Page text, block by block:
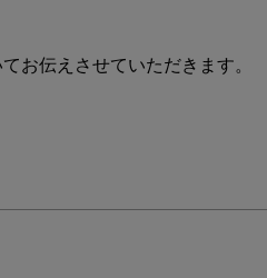
お伝えさせていただきます。